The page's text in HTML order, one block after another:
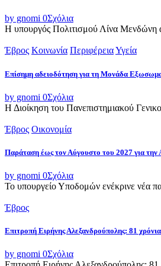
by gnomi 0Σχόλια
Η υπουργός Πολιτισμού Λίνα Μενδώνη
Έβρος Κοινωνία ΠεριφέρειαΥγεία
Επίσημη αδειοδότηση για τη Μονάδα
by gnomi 0Σχόλια
Η Διοίκηση του Πανεπιστημιακού
Έβρος Οικονομία
Παράταση έως τον Αύγουστο του 2027 για
by gnomi 0Σχόλια
Το υπουργείο Υποδομών ενέκρινε νέα
Έβρος
Επιτροπή Ειρήνης Αλεξανδρούπολης: 81
by gnomi 0Σχόλια